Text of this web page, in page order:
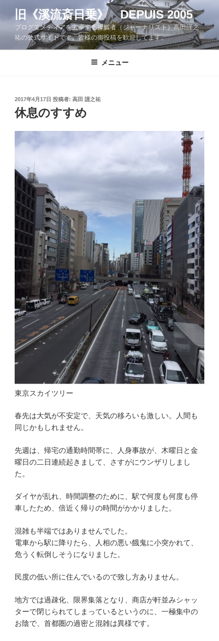
ツ
旧《溪流斎日乗》 DEPUIS 2005
ブログでメディアを主宰する操觚者（ジャーナリスト）高田謹之
祐の公式サイトです。皆様の御投稿を歓迎してます。
メニュー
投
稿
日:
2017年4月17日 投稿者: 高田 謹之祐
休息のすすめ
東京スカイツリー
春先は大気が不安定で、天気の移ろいも激しい。人間も
同じかもしれません。
先週は、帰宅の通勤時間帯に、人身事故が、木曜日と金
曜日の二日連続起きまして、さすがにウンザリしまし
た。
ダイヤが乱れ、時間調整のために、駅で何度も何度も停
車したため、倍近く帰りの時間がかかりました。
混雑も半端ではありませんでした。
電車から駅に降りたら、人相の悪い餓鬼に小突かれて、
危うく転倒しそうになりました。
民度の低い所に住んでいるので致し方ありません。
地方では過疎化、限界集落となり、商店が軒並みシャッ
ターで閉じられてしまっているというのに、一極集中の
お陰で、首都圏の過密と混雑は異様です。